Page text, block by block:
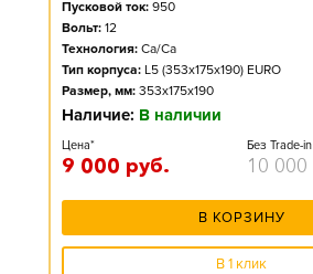
Пусковой ток: 950
Вольт: 12
Технология: Ca/Ca
Тип корпуса: L5 (353x175x190) EURO
Размер, мм: 353x175x190
Наличие: В наличии
Цена*
9 000 руб.
Без Trade-in
10 000
В КОРЗИНУ
В 1 клик